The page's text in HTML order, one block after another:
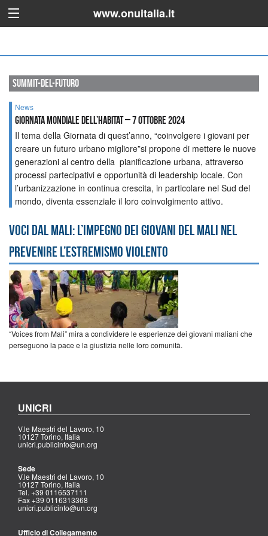
www.onuitalia.it
summit-del-futuro
News
Giornata mondiale dell’habitat – 7 ottobre 2024
Il tema della Giornata di quest’anno, “coinvolgere i giovani per
creare un futuro urbano migliore”si propone di mettere le nuove
generazioni al centro della pianificazione urbana, attraverso
processi partecipativi e opportunità di leadership locale. Con
l’urbanizzazione in continua crescita, in particolare nel Sud del
mondo, diventa essenziale il loro coinvolgimento attivo.
Voci dal Mali: l’impegno dei giovani del Mali nel
prevenire l’estremismo violento
“Voices from Mali” mira a condividere le esperienze dei giovani maliani che
perseguono la pace e la giustizia nelle loro comunità.
UNICRI
V.le Maestri del Lavoro, 10
10127 Torino, Italia
unicri.publicinfo@un.org
Sede
V.le Maestri del Lavoro, 10
10127 Torino, Italia
Tel. +39 0116537111
Fax +39 0116313368
unicri.publicinfo@un.org
Ufficio di Collegamento